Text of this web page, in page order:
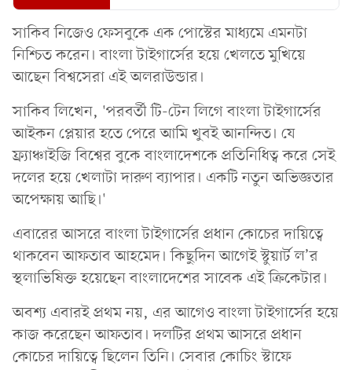
সাকিব নিজেও ফেসবুকে এক পোস্টের মাধ্যমে এমনটা
নিশ্চিত করেন। বাংলা টাইগার্সের হয়ে খেলতে মুখিয়ে
আছেন বিশ্বসেরা এই অলরাউন্ডার।
সাকিব লিখেন, 'পরবর্তী টি-টেন লিগে বাংলা টাইগার্সের
আইকন প্লেয়ার হতে পেরে আমি খুবই আনন্দিত। যে
ফ্র্যাঞ্চাইজি বিশ্বের বুকে বাংলাদেশকে প্রতিনিধিত্ব করে সেই
দলের হয়ে খেলাটা দারুণ ব্যাপার। একটি নতুন অভিজ্ঞতার
অপেক্ষায় আছি।'
এবারের আসরে বাংলা টাইগার্সের প্রধান কোচের দায়িত্বে
থাকবেন আফতাব আহমেদ। কিছুদিন আগেই স্টুয়ার্ট ল’র
স্থলাভিষিক্ত হয়েছেন বাংলাদেশের সাবেক এই ক্রিকেটার।
অবশ্য এবারই প্রথম নয়, এর আগেও বাংলা টাইগার্সের হয়ে
কাজ করেছেন আফতাব। দলটির প্রথম আসরে প্রধান
কোচের দায়িত্বে ছিলেন তিনি। সেবার কোচিং স্টাফে